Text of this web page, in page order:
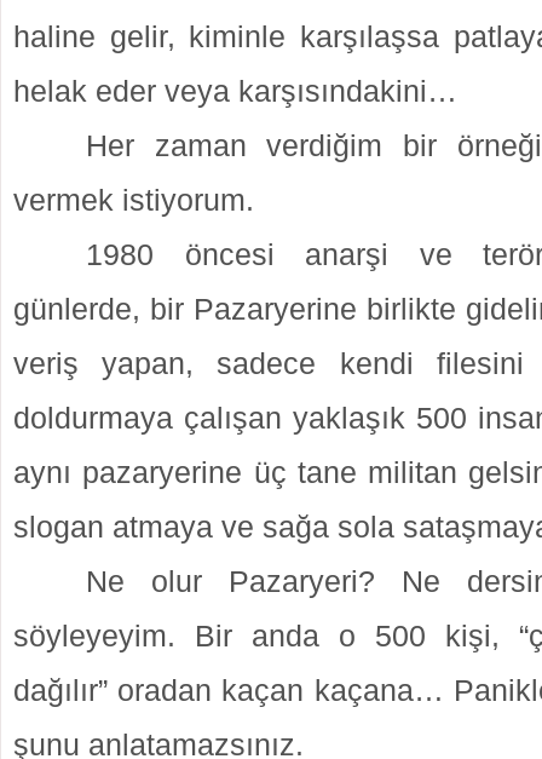
haline gelir, kiminle karşılaşsa
helak eder veya karşısındakini…
Her zaman verdiğim bir
vermek istiyorum.
1980 öncesi anarşi ve
günlerde, bir Pazaryerine birlikte
veriş yapan, sadece kendi filesini
doldurmaya çalışan yaklaşık 500
aynı pazaryerine üç tane militan
slogan atmaya ve sağa sola
Ne olur Pazaryeri? Ne
söyleyeyim. Bir anda o 500 kişi,
dağılır” oradan kaçan kaçana…
şunu anlatamazsınız.